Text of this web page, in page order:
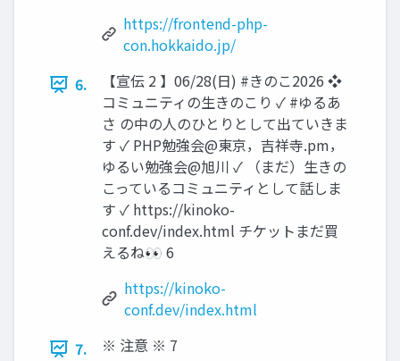
https://frontend-php-
con.hokkaido.jp/
6.
【宣伝 2 】06/28(日) #きのこ2026 ❖
コミュニティの生きのこり ✓ #ゆるあ
さ の中の人のひとりとして出ていきま
す ✓ PHP勉強会@東京，吉祥寺.pm，
ゆるい勉強会@旭川 ✓ （まだ）生きの
こっているコミュニティとして話しま
す ✓ https://kinoko-
conf.dev/index.html チケットまだ買
えるね👀 6
https://kinoko-
conf.dev/index.html
7.
※ 注意 ※ 7